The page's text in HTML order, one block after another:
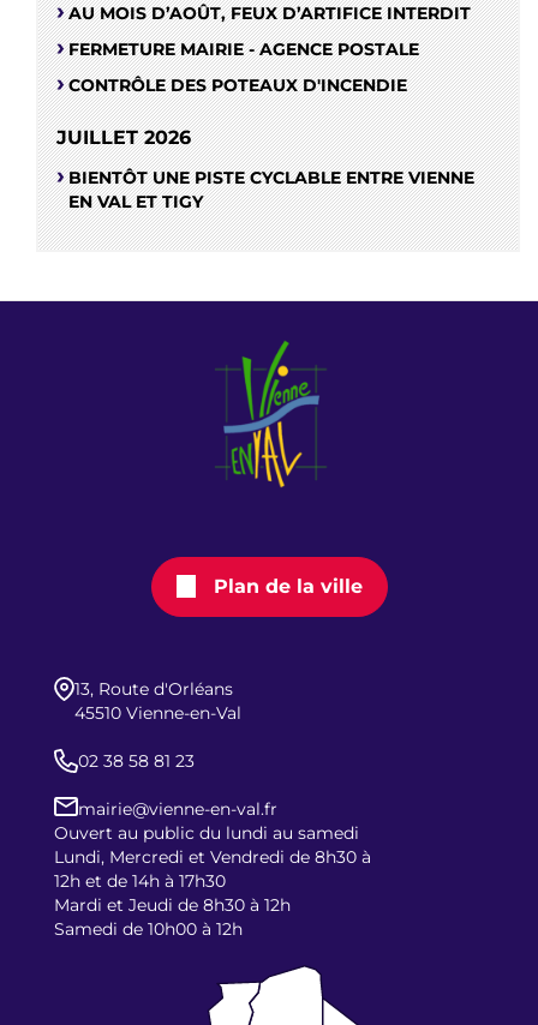
AU MOIS D’AOÛT, FEUX D’ARTIFICE INTERDIT
FERMETURE MAIRIE - AGENCE POSTALE
CONTRÔLE DES POTEAUX D'INCENDIE
JUILLET 2026
BIENTÔT UNE PISTE CYCLABLE ENTRE VIENNE
EN VAL ET TIGY
Plan de la ville
13, Route d'Orléans
45510 Vienne-en-Val
02 38 58 81 23
mairie@vienne-en-val.fr
Ouvert au public du lundi au samedi
Lundi, Mercredi et Vendredi de 8h30 à
12h et de 14h à 17h30
Mardi et Jeudi de 8h30 à 12h
Samedi de 10h00 à 12h